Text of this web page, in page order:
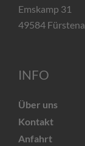
Emskamp 31
49584
INFO
Über uns
Kontakt
Anfahrt